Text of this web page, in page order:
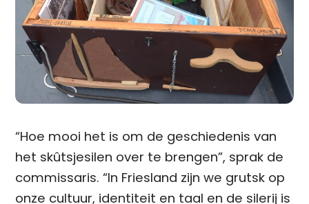
“Hoe mooi het is om de geschiedenis van
het skûtsjesilen over te brengen”, sprak de
commissaris. “In Friesland zijn we grutsk op
onze cultuur, identiteit en taal en de silerij is